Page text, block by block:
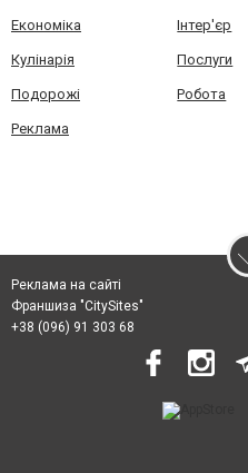
Економіка Інтер'єр
Кулінарія Послуги
Подорожі Робота
Реклама
Реклама на сайті
Франшиза "CitySites"
+38 (096) 91 303 68